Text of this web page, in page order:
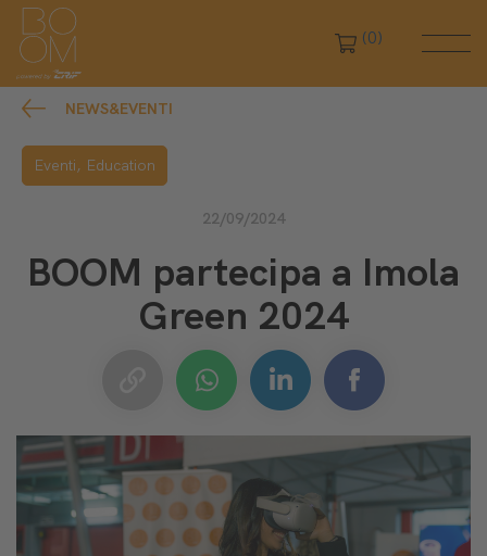
(0)
NEWS&EVENTI
Eventi, Education
22/09/2024
BOOM partecipa a Imola
Green 2024